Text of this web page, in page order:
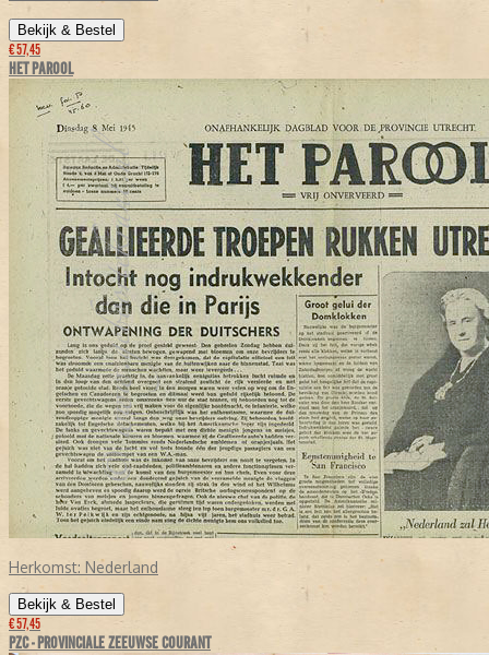
Bekijk & Bestel
€ 57,45
HET PAROOL
Herkomst: Nederland
Bekijk & Bestel
€ 57,45
PZC - PROVINCIALE ZEEUWSE COURANT